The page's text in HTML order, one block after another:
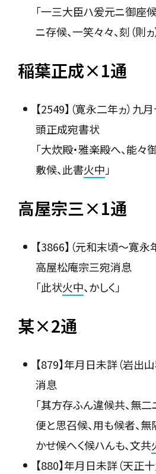
「一三大臣ハ爰元ニ御座
ニ存候、一笑々々、刻（則ヵ
稲葉正成×1通
【2549】（寛永二年ヵ）
頭正成宛書状
「大炊殿・雅楽殿へ、能々
敷候、此書火中」
高屋宗三×1通
【3866】（元和末頃〜寛
高屋松庵宗三宛消息
「此状火中、かしく」
某×2通
【879】年月日未詳（岩
消息
「其方存ふん違候共、無
便と思召候、用も候者、
かせ候へく候ハんも、文共
【880】年月日未詳（天